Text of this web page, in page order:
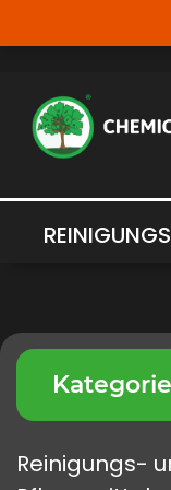
Reinigungs-